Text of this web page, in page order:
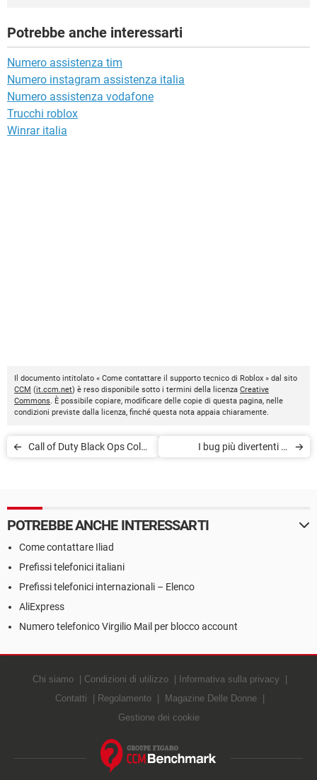
Potrebbe anche interessarti
Numero assistenza tim
Numero instagram assistenza italia
Numero assistenza vodafone
Trucchi roblox
Winrar italia
Il documento intitolato « Come contattare il supporto tecnico di Roblox » dal sito
CCM (it.ccm.net) è reso disponibile sotto i termini della licenza Creative
Commons. È possibile copiare, modificare delle copie di questa pagina, nelle
condizioni previste dalla licenza, finché questa nota appaia chiaramente.
Call of Duty Black Ops Cold
I bug più divertenti di
POTREBBE ANCHE INTERESSARTI
Come contattare Iliad
Prefissi telefonici italiani
Prefissi telefonici internazionali – Elenco
AliExpress
Numero telefonico Virgilio Mail per blocco account
Chi siamo Condizioni di utilizzo
Informativa sulla privacy
Contatti
Regolamento
Magazine Delle Donne
Gestione dei cookie